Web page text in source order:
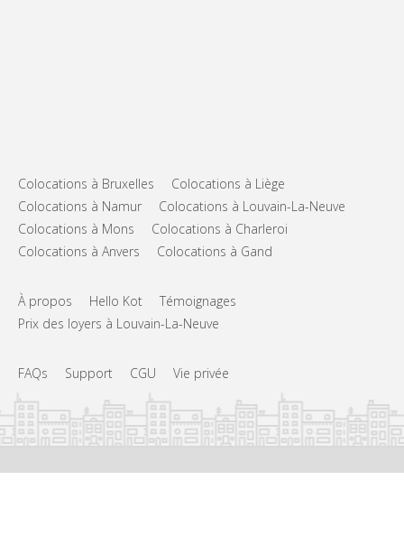
Colocations à Bruxelles
Colocations à Liège
Colocations à Namur
Colocations à Louvain-La-Neuve
Colocations à Mons
Colocations à Charleroi
Colocations à Anvers
Colocations à Gand
À propos Hello Kot
Témoignages
Prix des loyers à Louvain-La-Neuve
FAQs Support CGU Vie privée